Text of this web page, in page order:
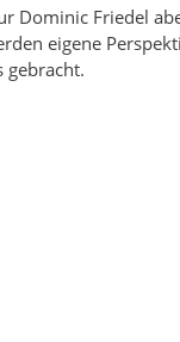
Dominic Friedel
eigene
gebracht.